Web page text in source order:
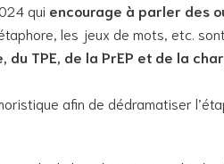
qui encourage à parler des
les jeux de mots, etc.
TPE, de la PrEP et de la
afin de dédramatiser